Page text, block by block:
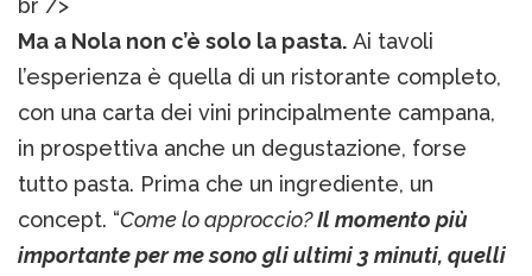
Ma a Nola non c’è solo la pasta. Ai tavoli
l’esperienza è quella di un ristorante completo,
con una carta dei vini principalmente campana,
in prospettiva anche un degustazione, forse
tutto pasta. Prima che un ingrediente, un
concept. “Come lo approccio?Il momento più
importante per me sono gli ultimi 3 minuti, quelli